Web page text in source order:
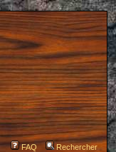
FAQ Rechercher